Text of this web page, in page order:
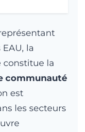
la
la
communauté
est
les secteurs